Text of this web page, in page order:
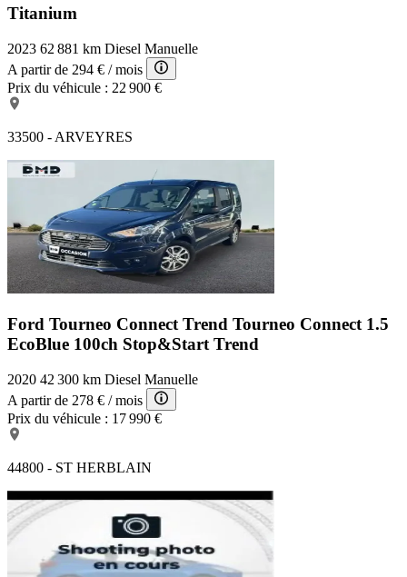
Titanium
2023 62 881 km Diesel Manuelle
A partir de 294 € / mois
Prix du véhicule : 22 900 €
33500 - ARVEYRES
Ford Tourneo Connect Trend Tourneo Connect 1.5
EcoBlue 100ch Stop&Start Trend
2020 42 300 km Diesel Manuelle
A partir de 278 € / mois
Prix du véhicule : 17 990 €
44800 - ST HERBLAIN